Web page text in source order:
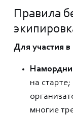
Правила
Для участия
на
многие